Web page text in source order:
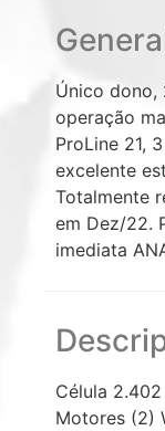
Único dono,
operação
ProLine 21,
excelente
Totalmente
em Dez/22.
imediata
Célula
Motores (2)